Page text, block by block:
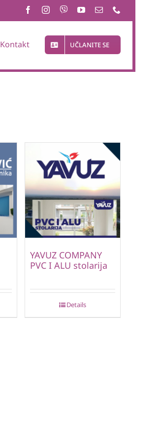
Kontakt UČLANITE SE
YAVUZ COMPANY
PVC I ALU stolarija
Details